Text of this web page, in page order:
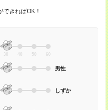
きればOK！
30 40 50 60
男性
しずか